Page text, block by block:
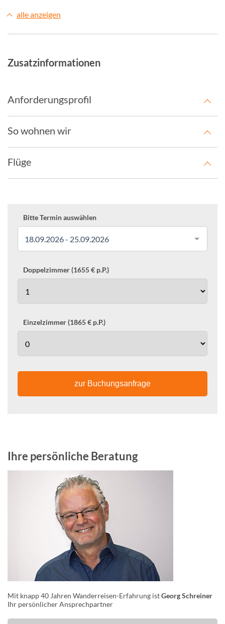
alle anzeigen
Zusatzinformationen
Anforderungsprofil
So wohnen wir
Flüge
Bitte Termin auswählen
18.09.2026 - 25.09.2026
Doppelzimmer (1655 € p.P.)
Einzelzimmer (1865 € p.P.)
zur Buchungsanfrage
Ihre persönliche Beratung
Mit knapp 40 Jahren Wanderreisen-Erfahrung istGeorg Schreiner
Ihr persönlicher Ansprechpartner